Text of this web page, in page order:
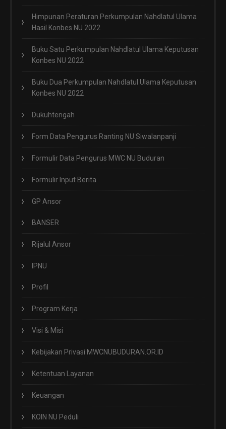
Himpunan Peraturan Perkumpulan Nahdlatul Ulama
Hasil Konbes NU 2022
Buku Satu Perkumpulan Nahdlatul Ulama Keputusan
Konbes NU 2022
Buku Dua Perkumpulan Nahdlatul Ulama Keputusan
Konbes NU 2022
Dukuhtengah
Form Data Pengurus Ranting NU Siwalanpanji
Formulir Data Pengurus MWC NU Buduran
Formulir Input Berita
GP Ansor
BANSER
Rijalul Ansor
IPNU
Profil
Program Kerja
Visi & Misi
Kebijakan Privasi MWCNUBUDURAN.OR.ID
Ketentuan Layanan
Keuangan
KOIN NU Peduli